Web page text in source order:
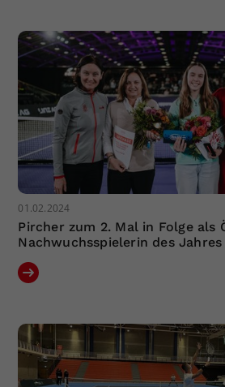
01.02.2024
Pircher zum 2. Mal in Folge als
Nachwuchsspielerin des
Zweck
Einstellungen.
zufällig generierte
historische
vorgenommen
Webseiten-
hat.